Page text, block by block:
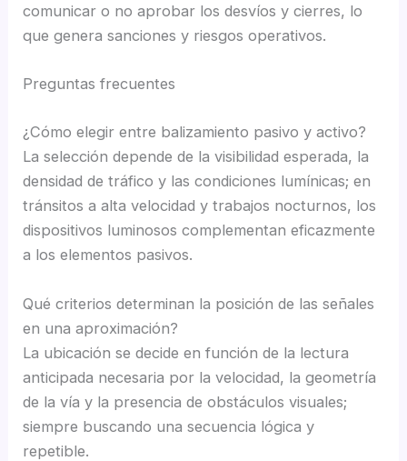
comunicar o no aprobar los desvíos y cierres, lo
que genera sanciones y riesgos operativos.
Preguntas frecuentes
¿Cómo elegir entre balizamiento pasivo y activo?
La selección depende de la visibilidad esperada, la
densidad de tráfico y las condiciones lumínicas; en
tránsitos a alta velocidad y trabajos nocturnos, los
dispositivos luminosos complementan eficazmente
a los elementos pasivos.
Qué criterios determinan la posición de las señales
en una aproximación?
La ubicación se decide en función de la lectura
anticipada necesaria por la velocidad, la geometría
de la vía y la presencia de obstáculos visuales;
siempre buscando una secuencia lógica y
repetible.